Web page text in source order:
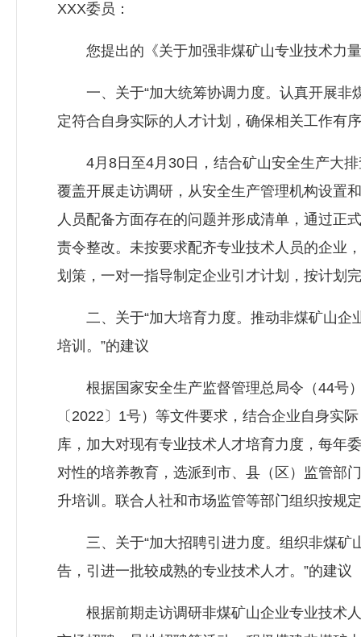
XXX委员：
您提出的《关于加强非煤矿山专业技术力量
一、关于“加大统筹协调力度。认真开展非
定符合自身实际的人才计划，确保相关工作有
4月8日至4月30日，结合矿山安全生产大排
覆盖开展走访调研，从安全生产管理机构设置
人员配备方面存在的问题并形成清单，通过正
责令整改。未按要求配齐专业技术人员的企业
划策，一对一指导制定企业引才计划，按计划
二、关于“加大培育力度。推动非煤矿山企
培训。”的建议
根据国家安全生产监督管理总局令（44号）
〔2022〕1号）等文件要求，结合企业自身实
库，加大对现有专业技术人才培育力度，每年
对性的培养教育，选派到市、县（区）监管部
升培训。联合人社和市场监管等部门组织按规
三、关于“加大招聘引进力度。组织非煤矿
告，引进一批较成熟的专业技术人才。”的建议
根据前期走访调研非煤矿山企业专业技术人